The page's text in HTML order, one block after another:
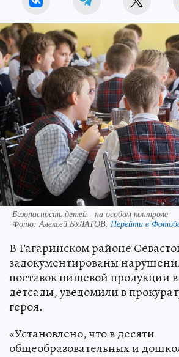
Безопасность детей - на особом контроле
Фото:Алексей БУЛАТОВ. Перейти в
В Гагаринском районе
задокументированы
поставок пищевой продукции
детсады, уведомили в
героя.
«Установлено, что в десяти
общеобразовательных и